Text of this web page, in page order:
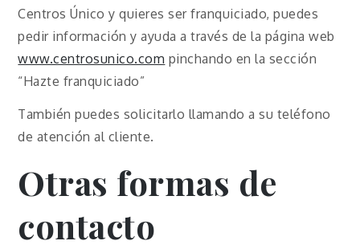
Centros Único y quieres ser franquiciado, puedes
pedir información y ayuda a través de la página web
www.centrosunico.com pinchando en la sección
“Hazte franquiciado”
También puedes solicitarlo llamando a su teléfono
de atención al cliente.
Otras formas de
contacto